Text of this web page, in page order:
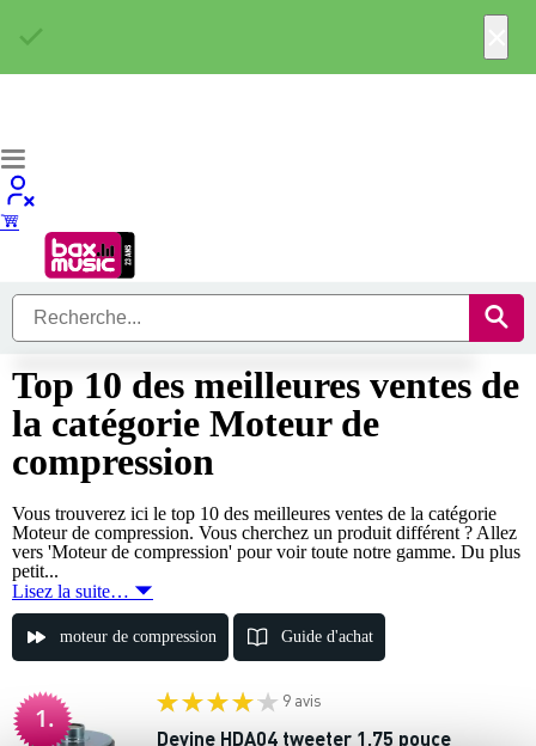
Top 10 des meilleures ventes de
la catégorie Moteur de
compression
Vous trouverez ici le top 10 des meilleures ventes de la catégorie
Moteur de compression. Vous cherchez un produit différent ? Allez
vers 'Moteur de compression' pour voir toute notre gamme. Du plus
petit...
Lisez la suite…
moteur de compression Guide d'achat
1.
9 avis
Devine HDA04 tweeter 1.75 pouce